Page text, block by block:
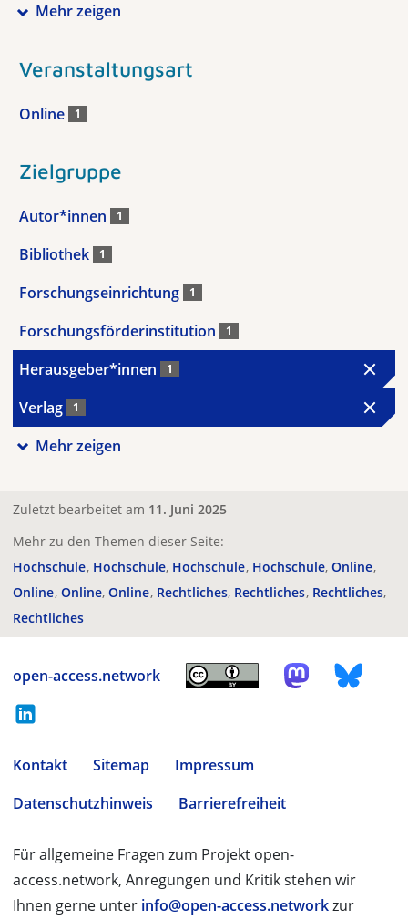
Mehr zeigen
Veranstaltungsart
Online 1
Zielgruppe
Autor*innen 1
Bibliothek 1
Forschungseinrichtung 1
Forschungsförderinstitution 1
Herausgeber*innen 1
Verlag 1
Mehr zeigen
Zuletzt bearbeitet am 11. Juni 2025
Mehr zu den Themen dieser Seite:
Hochschule Hochschule Hochschule Hochschule Online
Online Online Online Rechtliches Rechtliches Rechtliches
Rechtliches
open-access.network
Kontakt Sitemap
Impressum
Datenschutzhinweis
Barrierefreiheit
Für allgemeine Fragen zum Projekt open-
access.network, Anregungen und Kritik stehen wir
Ihnen gerne unter info@open-access.networkzur